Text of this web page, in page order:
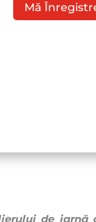
Mă
de iarnă